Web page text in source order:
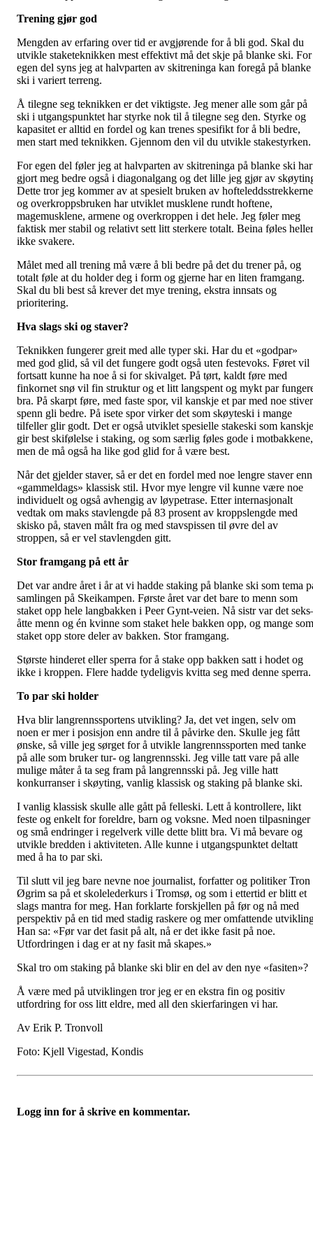
Trening gjør god
Mengden av erfaring over tid er avgjørende for å bli god. Skal du
utvikle staketeknikken mest effektivt må det skje på blanke ski. For
egen del syns jeg at halvparten av skitreninga kan foregå på blanke
ski i variert terreng.
Å tilegne seg teknikken er det viktigste. Jeg mener alle som går på
ski i utgangspunktet har styrke nok til å tilegne seg den. Styrke og
kapasitet er alltid en fordel og kan trenes spesifikt for å bli bedre,
men start med teknikken. Gjennom den vil du utvikle stakestyrken.
For egen del føler jeg at halvparten av skitreninga på blanke ski har
gjort meg bedre også i diagonalgang og det lille jeg gjør av
Dette tror jeg kommer av at spesielt bruken av hofteleddsstrekkerne
og overkroppsbruken har utviklet musklene rundt hoftene,
magemusklene, armene og overkroppen i det hele. Jeg føler meg
faktisk mer stabil og relativt sett litt sterkere totalt. Beina føles heller
ikke svakere.
Målet med all trening må være å bli bedre på det du trener på, og
totalt føle at du holder deg i form og gjerne har en liten framgang.
Skal du bli best så krever det mye trening, ekstra innsats og
prioritering.
Hva slags ski og staver?
Teknikken fungerer greit med alle typer ski. Har du et «godpar»
med god glid, så vil det fungere godt også uten festevoks. Føret vil
fortsatt kunne ha noe å si for skivalget. På tørt, kaldt føre med
finkornet snø vil fin struktur og et litt langspent og mykt par
bra. På skarpt føre, med faste spor, vil kanskje et par med noe
spenn gli bedre. På isete spor virker det som skøyteski i mange
tilfeller glir godt. Det er også utviklet spesielle stakeski som kanskje
gir best skifølelse i staking, og som særlig føles gode i motbakkene,
men de må også ha like god glid for å være best.
Når det gjelder staver, så er det en fordel med noe lengre staver
«gammeldags» klassisk stil. Hvor mye lengre vil kunne være noe
individuelt og også avhengig av løypetrase. Etter internasjonalt
vedtak om maks stavlengde på 83 prosent av kroppslengde med
skisko på, staven målt fra og med stavspissen til øvre del av
stroppen, så er vel stavlengden gitt.
Stor framgang på ett år
Det var andre året i år at vi hadde staking på blanke ski som tema
samlingen på Skeikampen. Første året var det bare to menn som
staket opp hele langbakken i Peer Gynt-veien. Nå sistr var det
åtte menn og én kvinne som staket hele bakken opp, og mange som
staket opp store deler av bakken. Stor framgang.
Største hinderet eller sperra for å stake opp bakken satt i hodet og
ikke i kroppen. Flere hadde tydeligvis kvitta seg med denne sperra.
To par ski holder
Hva blir langrennssportens utvikling? Ja, det vet ingen, selv om
noen er mer i posisjon enn andre til å påvirke den. Skulle jeg fått
ønske, så ville jeg sørget for å utvikle langrennssporten med tanke
på alle som bruker tur- og langrennsski. Jeg ville tatt vare på alle
mulige måter å ta seg fram på langrennsski på. Jeg ville hatt
konkurranser i skøyting, vanlig klassisk og staking på blanke ski.
I vanlig klassisk skulle alle gått på felleski. Lett å kontrollere, likt
feste og enkelt for foreldre, barn og voksne. Med noen tilpasninger
og små endringer i regelverk ville dette blitt bra. Vi må bevare og
utvikle bredden i aktiviteten. Alle kunne i utgangspunktet deltatt
med å ha to par ski.
Til slutt vil jeg bare nevne noe journalist, forfatter og politiker Tron
Øgrim sa på et skolelederkurs i Tromsø, og som i ettertid er blitt et
slags mantra for meg. Han forklarte forskjellen på før og nå med
perspektiv på en tid med stadig raskere og mer omfattende
Han sa: «Før var det fasit på alt, nå er det ikke fasit på noe.
Utfordringen i dag er at ny fasit må skapes.»
Skal tro om staking på blanke ski blir en del av den nye «fasiten»?
Å være med på utviklingen tror jeg er en ekstra fin og positiv
utfordring for oss litt eldre, med all den skierfaringen vi har.
Av Erik P. Tronvoll
Foto: Kjell Vigestad, Kondis
Logg inn for å skrive en kommentar.